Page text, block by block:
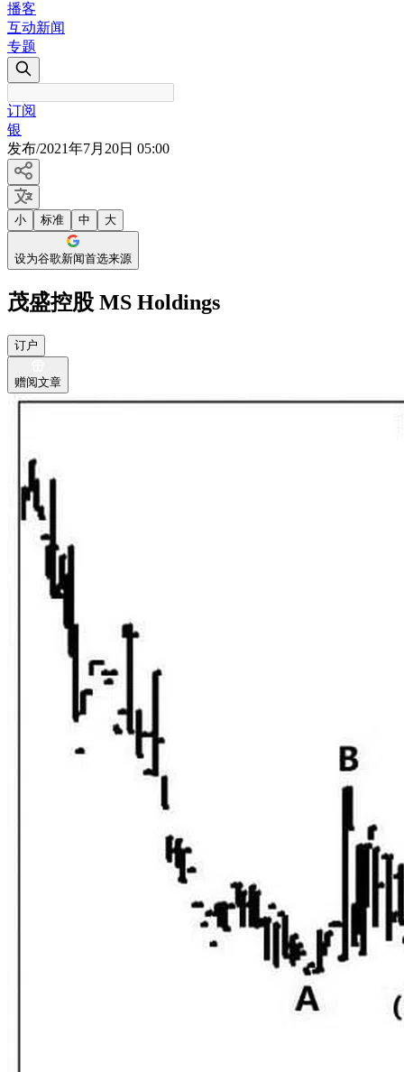
播客
互动新闻
专题
订阅
银
发布/2021年7月20日 05:00
小 标准 中 大
设为谷歌新闻首选来源
茂盛控股 MS Holdings
订户
赠阅文章